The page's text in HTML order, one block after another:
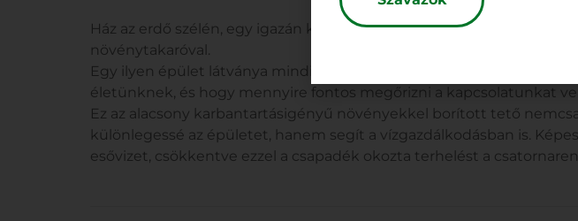
Ház az erdő szélén, egy igazán különleges részlettel ékesítve: egy
növénytakaróval.
Egy ilyen épület látványa mindig emlékeztet minket arra, hogy a
életünknek, és hogy mennyire fontos megőrizni a kapcsolatunkat
Ez az alacsony karbantartásigényű növényekkel borított tető
különlegessé az épületet, hanem segít a vízgazdálkodásban is.
esővizet, csökkentve ezzel a csapadék okozta terhelést a